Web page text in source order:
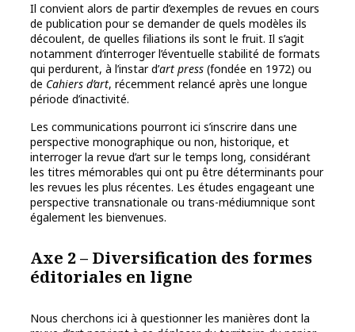
Il convient alors de partir d’exemples de revues en cours
de publication pour se demander de quels modèles ils
découlent, de quelles filiations ils sont le fruit. Il s’agit
notamment d’interroger l’éventuelle stabilité de formats
qui perdurent, à l’instar d’art press (fondée en 1972) ou
de Cahiers d’art, récemment relancé après une longue
période d’inactivité.
Les communications pourront ici s’inscrire dans une
perspective monographique ou non, historique, et
interroger la revue d’art sur le temps long, considérant
les titres mémorables qui ont pu être déterminants pour
les revues les plus récentes. Les études engageant une
perspective transnationale ou trans-médiumnique sont
également les bienvenues.
Axe 2 – Diversification des formes
éditoriales en ligne
Nous cherchons ici à questionner les manières dont la